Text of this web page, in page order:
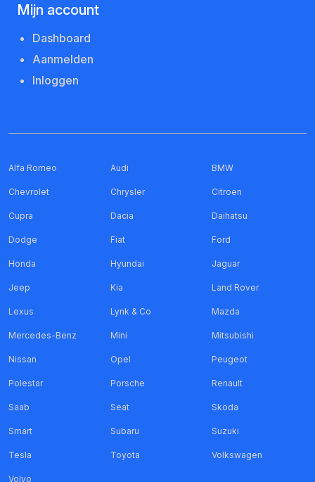
Mijn account
Dashboard
Aanmelden
Inloggen
Alfa Romeo Audi BMW
Chevrolet Chrysler Citroen
Cupra Dacia Daihatsu
Dodge Fiat Ford
Honda Hyundai Jaguar
Jeep Kia Land Rover
Lexus Lynk & Co Mazda
Mercedes-Benz Mini Mitsubishi
Nissan Opel Peugeot
Polestar Porsche Renault
Saab Seat Skoda
Smart Subaru Suzuki
Tesla Toyota Volkswagen
Volvo